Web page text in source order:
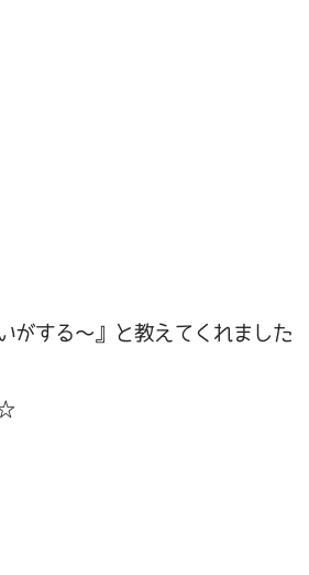
がする～』と教えてくれました